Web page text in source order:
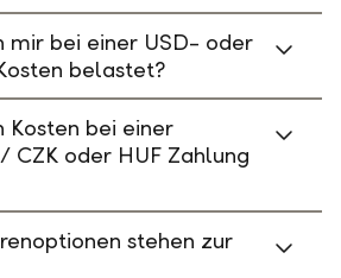
mir bei einer USD- oder
belastet?
Kosten bei einer
CZK oder HUF Zahlung
stehen zur